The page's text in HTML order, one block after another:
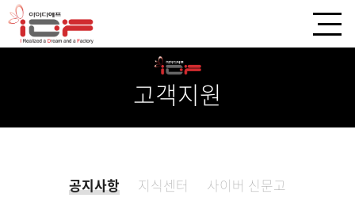
고객지원
공지사항 지식센터 사이버 신문고